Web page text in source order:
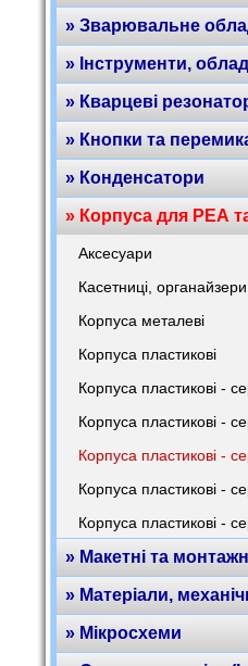
» Зварювальне
» Інструменти,
» Кварцеві
» Кнопки та
» Конденсатори
» Корпуса для РЕА
Аксесуари
Касетниці, органайзери
Корпуса металеві
Корпуса пластикові
Корпуса пластикові -
Корпуса пластикові -
Корпуса пластикові -
Корпуса пластикові -
Корпуса пластикові -
» Макетні та
» Матеріали,
» Мікросхеми